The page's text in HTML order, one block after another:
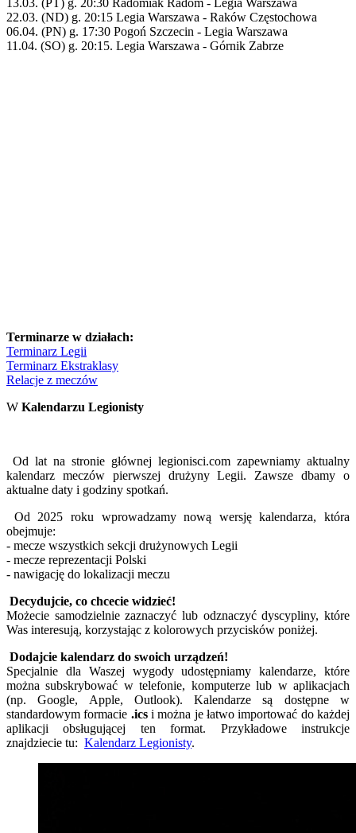
22.03. (ND) g. 20:15 Legia Warszawa - Raków Częstochowa
06.04. (PN) g. 17:30 Pogoń Szczecin - Legia Warszawa
11.04. (SO) g. 20:15. Legia Warszawa - Górnik Zabrze
Terminarze w działach:
Terminarz Legii
Terminarz Ekstraklasy
Relacje z meczów
W Kalendarzu Legionisty
Od lat na stronie głównej legionisci.com zapewniamy aktualny
kalendarz meczów pierwszej drużyny Legii. Zawsze dbamy o
aktualne daty i godziny spotkań.
Od 2025 roku wprowadzamy nową wersję kalendarza, która
obejmuje:
- mecze wszystkich sekcji drużynowych Legii
- mecze reprezentacji Polski
- nawigację do lokalizacji meczu
Decydujcie, co chcecie widzieć!
Możecie samodzielnie zaznaczyć lub odznaczyć dyscypliny, które
Was interesują, korzystając z kolorowych przycisków poniżej.
Dodajcie kalendarz do swoich urządzeń!
Specjalnie dla Waszej wygody udostępniamy kalendarze, które
można subskrybować w telefonie, komputerze lub w aplikacjach
(np. Google, Apple, Outlook). Kalendarze są dostępne w
standardowym formacie .icsi można je łatwo importować do każdej
aplikacji obsługującej ten format. Przykładowe instrukcje
znajdziecie tu: Kalendarz Legionisty.